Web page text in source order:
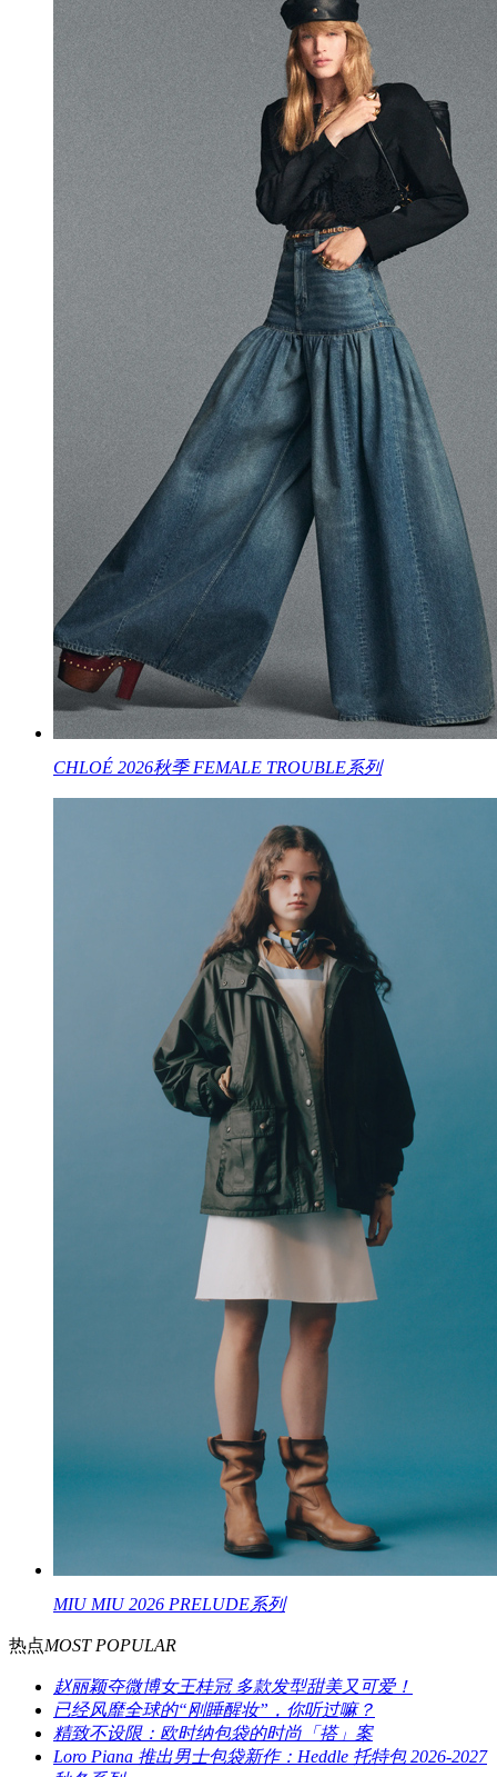
CHLOÉ 2026秋季 FEMALE TROUBLE系列
MIU MIU 2026 PRELUDE系列
热点MOST POPULAR
赵丽颖夺微博女王桂冠 多款发型甜美又可爱！
已经风靡全球的“刚睡醒妆”，你听过嘛？
精致不设限：欧时纳包袋的时尚「搭」案
Loro Piana 推出男士包袋新作：Heddle 托特包 2026-2027